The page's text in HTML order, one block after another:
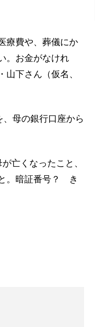
療費や、葬儀にか
。お金がなけれ
下さん（仮名、
、母の銀行口座から
亡くなったこと、
。暗証番号？ き